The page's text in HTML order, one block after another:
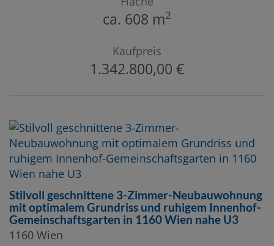
ca. 608 m2
Kaufpreis
1.342.800,00 €
Stilvoll geschnittene 3-Zimmer-Neubauwohnung
mit optimalem Grundriss und ruhigem Innenhof-
Gemeinschaftsgarten in 1160 Wien nahe U3
1160 Wien